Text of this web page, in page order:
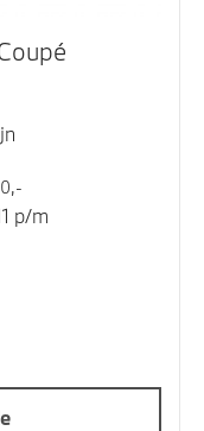
p/m